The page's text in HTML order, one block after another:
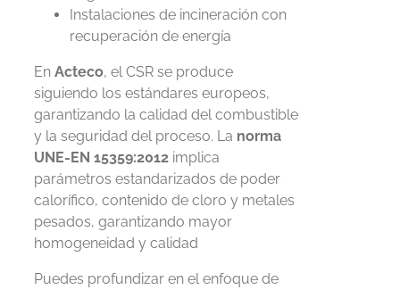
Instalaciones de incineración con
recuperación de energía
En Acteco, el CSR se produce
siguiendo los estándares europeos,
garantizando la calidad del combustible
y la seguridad del proceso. La norma
UNE-EN 15359:2012 implica
parámetros estandarizados de poder
calorífico, contenido de cloro y metales
pesados, garantizando mayor
homogeneidad y calidad
Puedes profundizar en el enfoque de